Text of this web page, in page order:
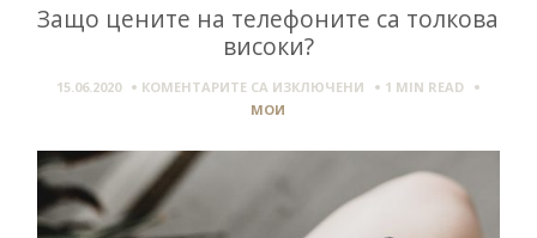
Защо цените на телефоните са толкова
високи?
15.06.2020 КОМЕНТАРИТЕ СА ИЗКЛЮЧЕНИЗА
НА
ТЕЛЕФОНИТЕ
СА
1 MIN READ
МОИ